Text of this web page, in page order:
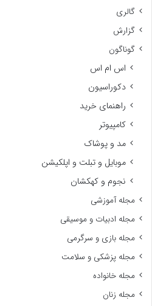
گالری
گزارش
گوناگون
اس ام اس
دکوراسیون
راهنمای خرید
کامپیوتر
مد و پوشاک
موبایل و تبلت و اپلکیشن
نجوم و کهکشان
مجله آموزشی
مجله ادبیات و موسیقی
مجله بازی و سرگرمی
مجله پزشکی و سلامت
مجله خانواده
مجله زنان